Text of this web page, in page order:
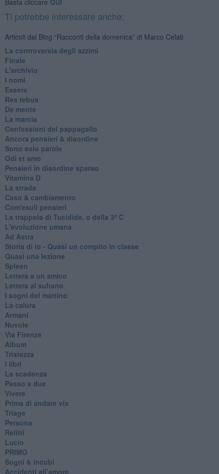
Ti potrebbe interessare anche:
Articoli dal Blog “Racconti della domenica” di Marco Celati
La controversia degli azzimi
Finale
L'archivio
I nomi
Essere
Res rebus
De mente
La marcia
Confessioni del pappagallo
Ancora pensieri & disordine
Sono solo parole
Odi et amo
Pensieri in disordine sparso
Vitamina D
La strada
Caso & cambiamento
Com'esuli pensieri
La trappola di Tucidide, o della 3ª C
L'evoluzione umana
Ad Astra
Storia di io - Quasi un compito in classe
Quasi una lezione
Spleen
Lettera a un amico
Lettera al sultano
I sogni del mattino
La calura
Armani
Nuvole
Via Firenze
Album
Tristezza
I libri
La scadenza
Passo a due
Vivere
Prima di andare via
Triage
Persona
Relitti
Lucio
PRIMO
Sogni & incubi
Accidenti all’amore